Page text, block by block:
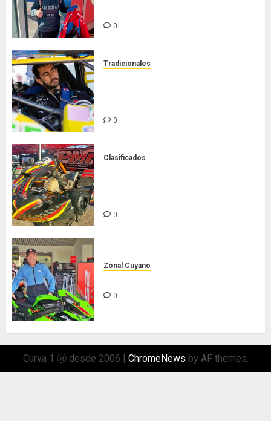
0
Tradicionales
0
Clasificados
0
Zonal Cuyano
0
Curva 1 Ⓡ desde 2006 ChromeNews by AF themes.